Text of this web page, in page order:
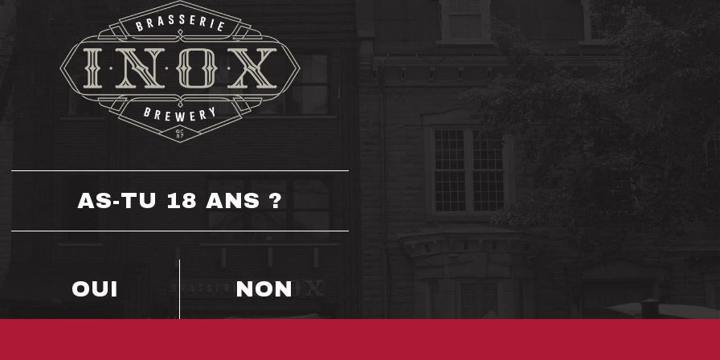
AS-TU 18 ANS ?
OUI NON
RÉSERVER
RETOUR AUX BIÈRES